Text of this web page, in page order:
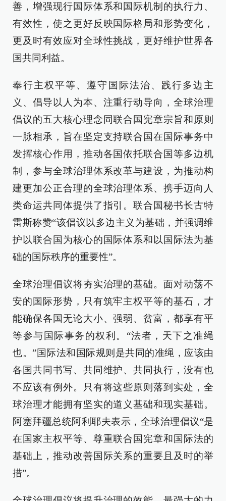
善，增强现行国际体系和国际机制的执行力、
有效性，使之更好反映国际格局和形势变化，
更及时有效应对全球性挑战，更好维护世界各
国共同利益。
奉行主权平等、遵守国际法治、践行多边主
义、倡导以人为本、注重行动导向，全球治理
倡议的五大核心理念同联合国宪章宗旨和原则
一脉相承，旨在坚定支持联合国在国际事务中
发挥核心作用，推动各国依托联合国等多边机
制，参与全球治理体系改革与建设，为推动构
建更加公正合理的全球治理体系、携手迈向人
类命运共同体提供了指引。联合国秘书长古特
雷斯称赞“该倡议以多边主义为基础，并强调维
护以联合国为核心的国际体系和以国际法为基
础的国际秩序的重要性”。
全球治理倡议将夯实治理的基础。面对动荡不
安的国际形势，只有筑牢主权平等的基石，才
能确保各国无论大小、强弱、贫富，都享有平
等参与国际事务的权利。“法者，天下之准绳
也。”国际法和国际规则是共同的准绳，应该由
各国共同书写、共同维护、共同执行，没有也
不应该有例外。只有将这些原则落到实处，全
球治理才能拥有坚实的道义基础和现实基础。
阿塞拜疆总统阿利耶夫表示，全球治理倡议“是
在国家主权平等、尊重联合国宪章和国际法的
基础上，推动改善国际关系的重要且及时的举
措”。